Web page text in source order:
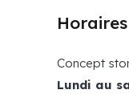
Horaires
Concept
Lundi au